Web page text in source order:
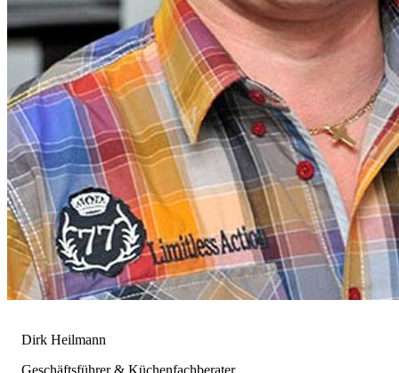
Dirk Heilmann
Geschäftsführer & Küchenfachberater